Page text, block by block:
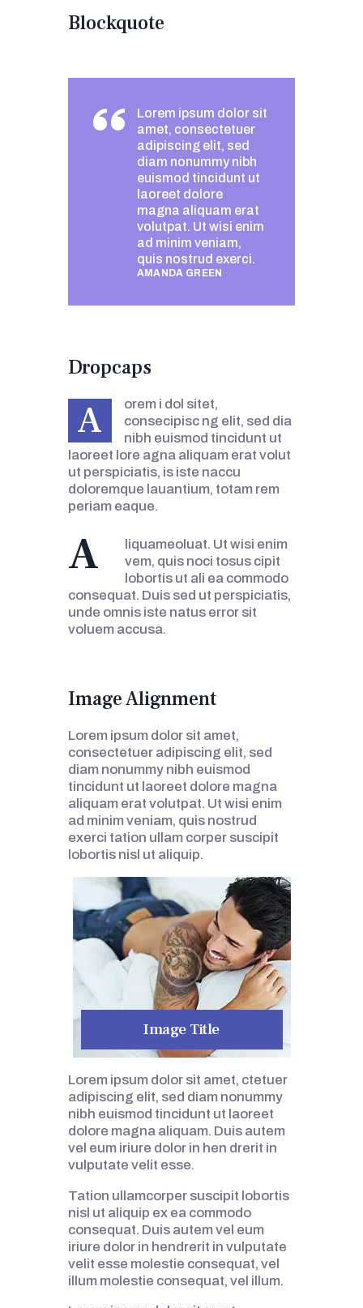
Blockquote
Lorem ipsum dolor sit
amet, consectetuer
adipiscing elit, sed
diam nonummy nibh
euismod tincidunt ut
laoreet dolore
magna aliquam erat
volutpat. Ut wisi enim
ad minim veniam,
quis nostrud exerci.
AMANDA GREEN
Dropcaps
A
orem i dol sitet,
consecipisc ng elit, sed dia
nibh euismod tincidunt ut
laoreet lore agna aliquam erat volut
ut perspiciatis, is iste naccu
doloremque lauantium, totam rem
periam eaque.
A
liquameoluat. Ut wisi enim
vem, quis noci tosus cipit
lobortis ut ali ea commodo
consequat. Duis sed ut perspiciatis,
unde omnis iste natus error sit
voluem accusa.
Image Alignment
Lorem ipsum dolor sit amet,
consectetuer adipiscing elit, sed
diam nonummy nibh euismod
tincidunt ut laoreet dolore magna
aliquam erat volutpat. Ut wisi enim
ad minim veniam, quis nostrud
exerci tation ullam corper suscipit
lobortis nisl ut aliquip.
Image Title
Lorem ipsum dolor sit amet, ctetuer
adipiscing elit, sed diam nonummy
nibh euismod tincidunt ut laoreet
dolore magna aliquam. Duis autem
vel eum iriure dolor in hen drerit in
vulputate velit esse.
Tation ullamcorper suscipit lobortis
nisl ut aliquip ex ea commodo
consequat. Duis autem vel eum
iriure dolor in hendrerit in vulputate
velit esse molestie consequat, vel
illum molestie consequat, vel illum.